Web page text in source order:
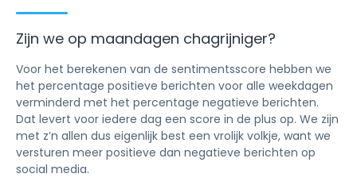
Zijn we op maandagen chagrijniger?
Voor het berekenen van de sentimentsscore hebben we
het percentage positieve berichten voor alle weekdagen
verminderd met het percentage negatieve berichten.
Dat levert voor iedere dag een score in de plus op. We zijn
met z’n allen dus eigenlijk best een vrolijk volkje, want we
versturen meer positieve dan negatieve berichten op
social media.